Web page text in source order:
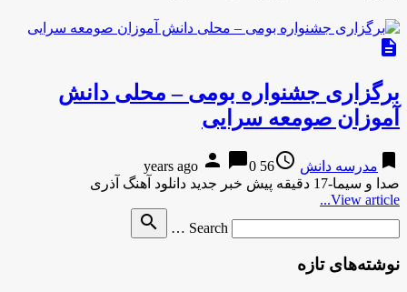
description
برگزاری جشنواره بومی – محلی دانش
آموزان صومعه سرایی
bookmark مدرسه دانش access_time
56 years ago
person chat_bubble0
صدا و سیما-17 دقیقه پیش خبر جدید دانلود آهنگ آذری
View article...
Search …
search
نوشته‌های تازه